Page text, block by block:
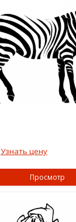
Узнать цену
Просмотр